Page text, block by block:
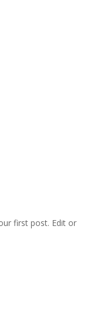
first post. Edit or